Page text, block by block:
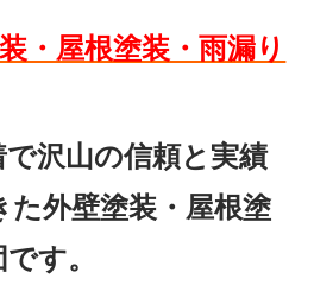
・屋根塗装・雨漏り
沢山の信頼と実績
た外壁塗装・屋根塗
す。